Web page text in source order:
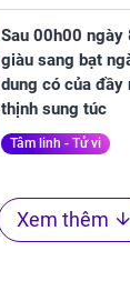
Sau 00h00
giàu sang bạt
dung có của đầy
thịnh sung túc
Tâm linh - Tử vi
Xem thêm